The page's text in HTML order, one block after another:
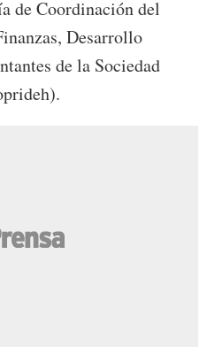
de Coordinación del
Desarrollo
de la Sociedad